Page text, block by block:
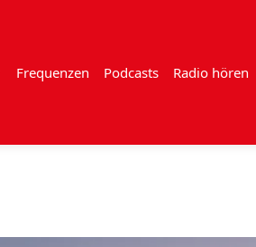
Frequenzen Podcasts Radio hören